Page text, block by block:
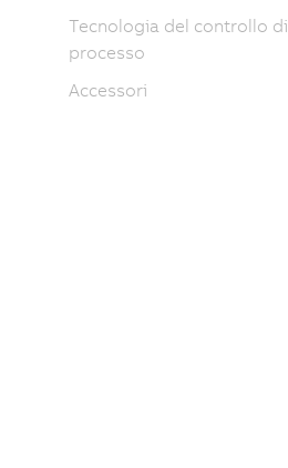
Tecnologia del controllo di
processo
Accessori